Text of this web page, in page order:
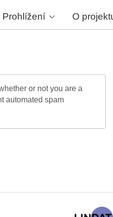
Prohlížení O
or not you are a
automated spam